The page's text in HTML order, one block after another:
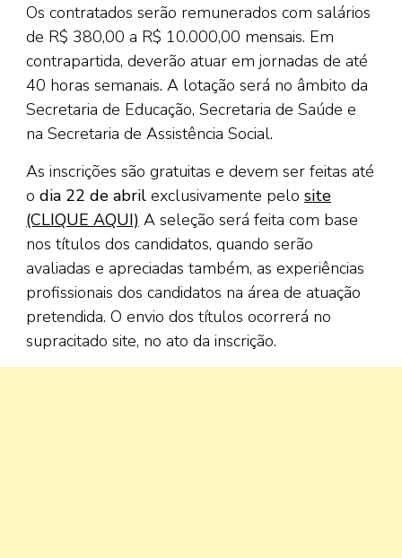
Os contratados serão remunerados com salários
de R$ 380,00 a R$ 10.000,00 mensais. Em
contrapartida, deverão atuar em jornadas de até
40 horas semanais. A lotação será no âmbito da
Secretaria de Educação, Secretaria de Saúde e
na Secretaria de Assistência Social.
As inscrições são gratuitas e devem ser feitas até
o dia 22 de abril exclusivamente pelo site
(CLIQUE AQUI) A seleção será feita com base
nos títulos dos candidatos, quando serão
avaliadas e apreciadas também, as experiências
profissionais dos candidatos na área de atuação
pretendida. O envio dos títulos ocorrerá no
supracitado site, no ato da inscrição.